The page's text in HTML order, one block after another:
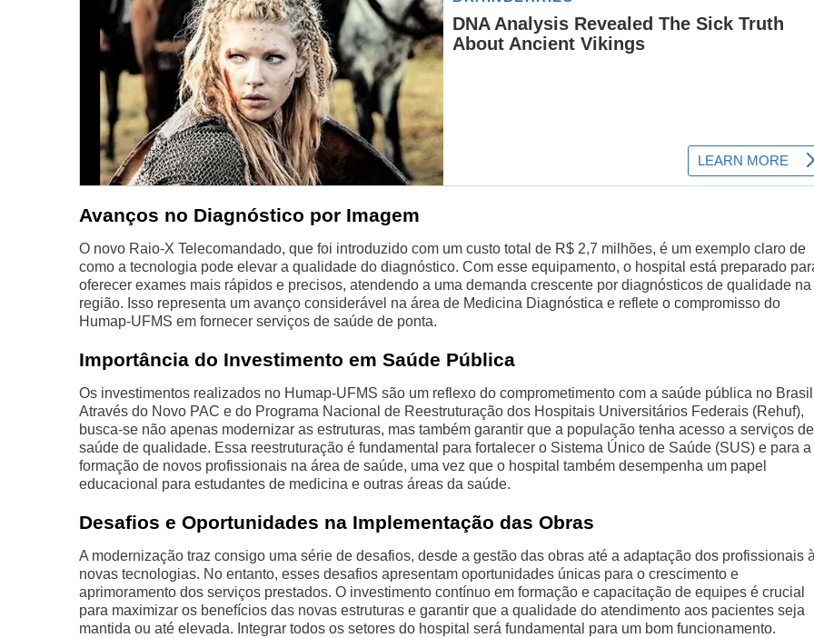
Avanços no Diagnóstico por Imagem
O novo Raio-X Telecomandado, que foi introduzido com um custo total de R$ 2,7 milhões, é um exemplo claro de
como a tecnologia pode elevar a qualidade do diagnóstico. Com esse equipamento, o hospital está preparado
oferecer exames mais rápidos e precisos, atendendo a uma demanda crescente por diagnósticos de qualidade na
região. Isso representa um avanço considerável na área de Medicina Diagnóstica e reflete o compromisso do
Humap-UFMS em fornecer serviços de saúde de ponta.
Importância do Investimento em Saúde Pública
Os investimentos realizados no Humap-UFMS são um reflexo do comprometimento com a saúde pública no
Através do Novo PAC e do Programa Nacional de Reestruturação dos Hospitais Universitários Federais (Rehuf),
busca-se não apenas modernizar as estruturas, mas também garantir que a população tenha acesso a serviços de
saúde de qualidade. Essa reestruturação é fundamental para fortalecer o Sistema Único de Saúde (SUS) e para a
formação de novos profissionais na área de saúde, uma vez que o hospital também desempenha um papel
educacional para estudantes de medicina e outras áreas da saúde.
Desafios e Oportunidades na Implementação das Obras
A modernização traz consigo uma série de desafios, desde a gestão das obras até a adaptação dos profissionais
novas tecnologias. No entanto, esses desafios apresentam oportunidades únicas para o crescimento e
aprimoramento dos serviços prestados. O investimento contínuo em formação e capacitação de equipes é crucial
para maximizar os benefícios das novas estruturas e garantir que a qualidade do atendimento aos pacientes seja
mantida ou até elevada. Integrar todos os setores do hospital será fundamental para um bom funcionamento.